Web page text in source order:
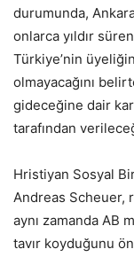
durumunda,
onlarca yıldır
Türkiye’nin
olmayacağını
gideceğine dair
tarafından
Hristiyan Sosyal
Andreas Scheuer,
aynı zamanda AB
tavır koyduğunu